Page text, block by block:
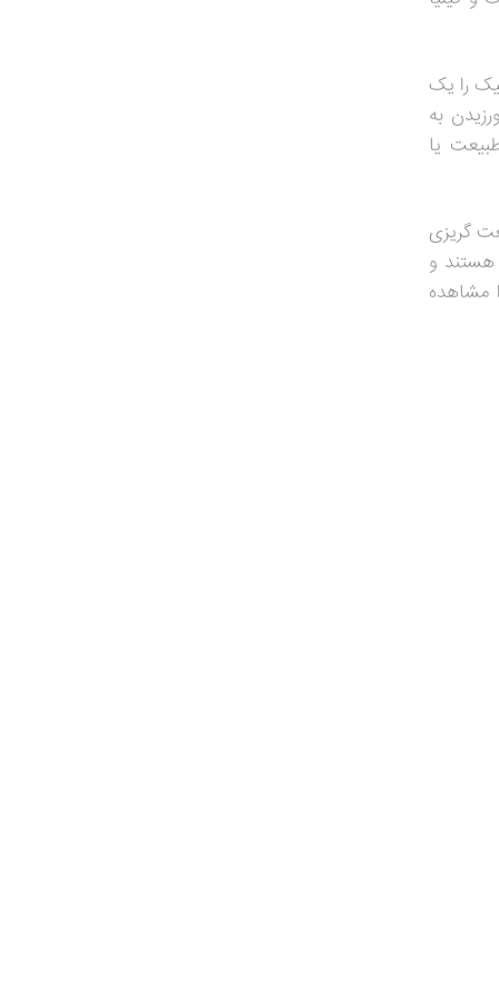
را یک
به
یا
گریزی
هستند و
مشاهده